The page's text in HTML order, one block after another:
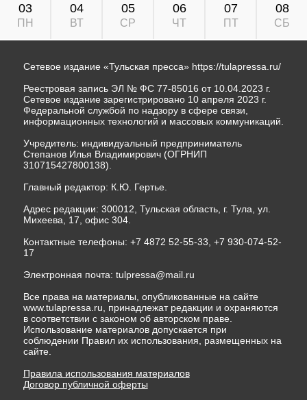
03
ПН
04
ВТ
05
СР
06
ЧТ
07
ПТ
08
СБ
Сетевое издание «Тульская пресса» https://tulapressa.ru/
Реестровая запись ЭЛ № ФС 77-85016 от 10.04.2023 г.
Сетевое издание зарегистрировано 10 апреля 2023 г.
Федеральной службой по надзору в сфере связи,
информационных технологий и массовых коммуникаций.
Учредитель: индивидуальный предприниматель
Степанов Илья Владимирович (ОГРНИП
310715427800138).
Главный редактор: К.Ю. Гертье.
Адрес редакции: 300012, Тульская область, г. Тула, ул.
Михеева, 17, офис 304.
Контактные телефоны: +7 4872 52-55-33, +7 930-074-52-
17
Электронная почта: tulpressa@mail.ru
Все права на материалы, опубликованные на сайте
www.tulapressa.ru, принадлежат редакции и охраняются
в соответствии с законом об авторском праве.
Использование материалов допускается при
соблюдении Правил их использования, размещенных на
сайте.
Правила использования материалов
Договор публичной оферты